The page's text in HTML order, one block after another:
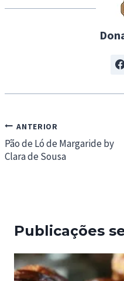
g
Navegação
de
artigos
ANTERIOR
Pão de Ló de Margaride by
Clara de Sousa
Publicações